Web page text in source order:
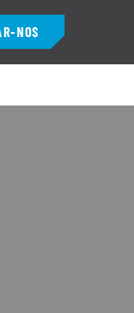
NOS